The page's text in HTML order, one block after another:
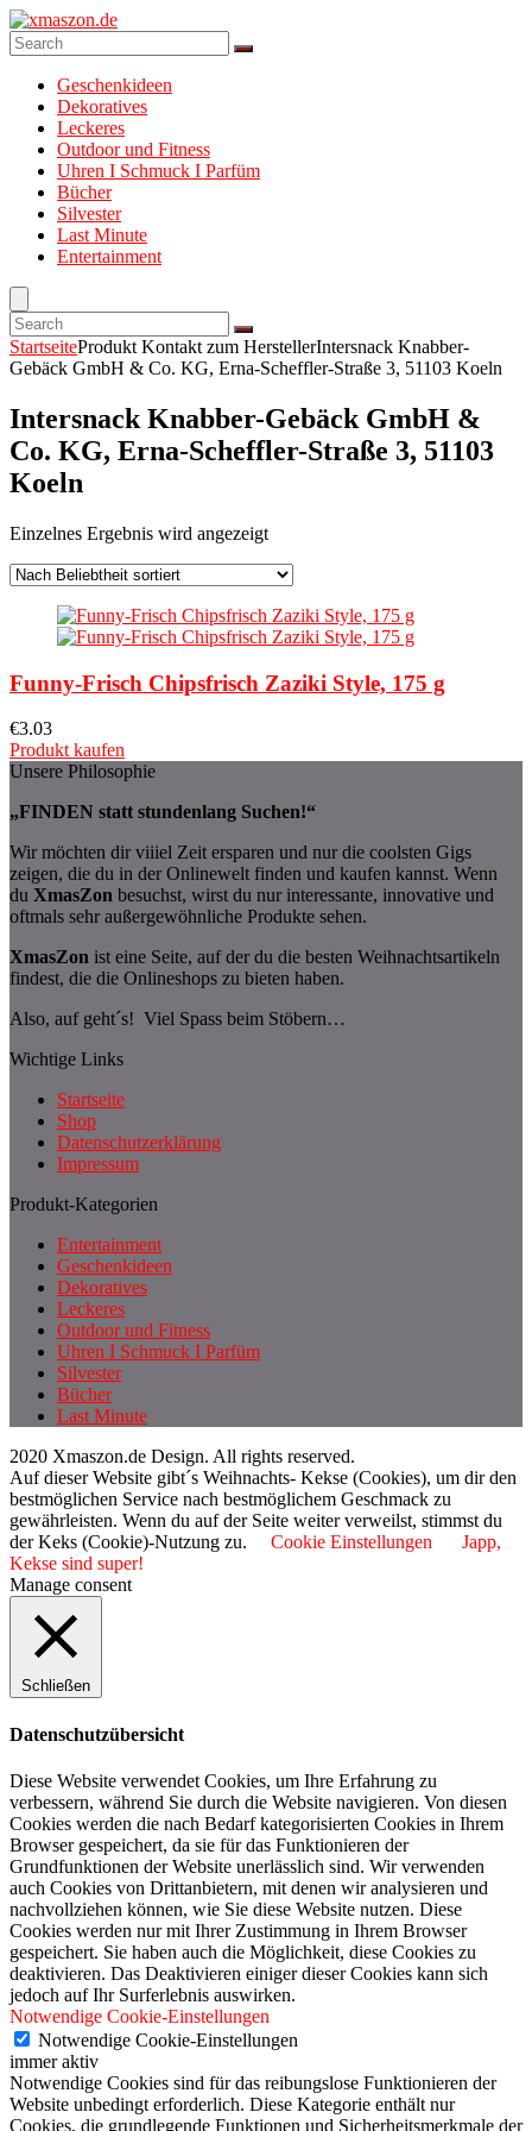
Geschenkideen
Dekoratives
Leckeres
Outdoor und Fitness
Uhren I Schmuck I Parfüm
Bücher
Silvester
Last Minute
Entertainment
StartseiteProdukt Kontakt zum HerstellerIntersnack Knabber-
Gebäck GmbH & Co. KG, Erna-Scheffler-Straße 3, 51103 Koeln
Intersnack Knabber-Gebäck GmbH &
Co. KG, Erna-Scheffler-Straße 3, 51103
Koeln
Einzelnes Ergebnis wird angezeigt
Funny-Frisch Chipsfrisch Zaziki Style, 175 g
€3.03
Produkt kaufen
Unsere Philosophie
„FINDEN statt stundenlang Suchen!“
Wir möchten dir viiiel Zeit ersparen und nur die coolsten Gigs
zeigen, die du in der Onlinewelt finden und kaufen kannst. Wenn
du XmasZon besuchst, wirst du nur interessante, innovative und
oftmals sehr außergewöhnliche Produkte sehen.
XmasZon ist eine Seite, auf der du die besten Weihnachtsartikeln
findest, die die Onlineshops zu bieten haben.
Also, auf geht´s! Viel Spass beim Stöbern…
Wichtige Links
Startseite
Shop
Datenschutzerklärung
Impressum
Produkt-Kategorien
Entertainment
Geschenkideen
Dekoratives
Leckeres
Outdoor und Fitness
Uhren I Schmuck I Parfüm
Silvester
Bücher
Last Minute
2020 Xmaszon.de Design. All rights reserved.
Auf dieser Website gibt´s Weihnachts- Kekse (Cookies), um dir den
bestmöglichen Service nach bestmöglichem Geschmack zu
gewährleisten. Wenn du auf der Seite weiter verweilst, stimmst du
der Keks (Cookie)-Nutzung zu.
Cookie Einstellungen
Japp,
Kekse sind super!
Manage consent
Schließen
Datenschutzübersicht
Diese Website verwendet Cookies, um Ihre Erfahrung zu
verbessern, während Sie durch die Website navigieren. Von diesen
Cookies werden die nach Bedarf kategorisierten Cookies in Ihrem
Browser gespeichert, da sie für das Funktionieren der
Grundfunktionen der Website unerlässlich sind. Wir verwenden
auch Cookies von Drittanbietern, mit denen wir analysieren und
nachvollziehen können, wie Sie diese Website nutzen. Diese
Cookies werden nur mit Ihrer Zustimmung in Ihrem Browser
gespeichert. Sie haben auch die Möglichkeit, diese Cookies zu
deaktivieren. Das Deaktivieren einiger dieser Cookies kann sich
jedoch auf Ihr Surferlebnis auswirken.
Notwendige Cookie-Einstellungen
Notwendige Cookie-Einstellungen
immer aktiv
Notwendige Cookies sind für das reibungslose Funktionieren der
Website unbedingt erforderlich. Diese Kategorie enthält nur
Cookies, die grundlegende Funktionen und Sicherheitsmerkmale der